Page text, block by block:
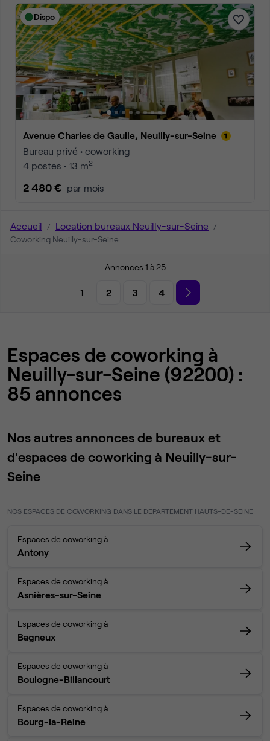
Dispo
Avenue Charles de Gaulle, Neuilly-sur-Seine
Bureau privé • coworking
4 postes • 13 m2
2 480 € par mois
Accueil Location bureaux Neuilly-sur-Seine
Coworking Neuilly-sur-Seine
Annonces 1 à 25
1 2 3 4
Espaces de coworking à
Neuilly-sur-Seine (92200) :
85 annonces
Nos autres annonces de bureaux et
d'espaces de coworking à Neuilly-sur-
Seine
NOS ESPACES DE COWORKING DANS LE DÉPARTEMENT HAUTS-DE-SEINE
Espaces de coworking à
Antony
Espaces de coworking à
Asnières-sur-Seine
Espaces de coworking à
Bagneux
Espaces de coworking à
Boulogne-Billancourt
Espaces de coworking à
Bourg-la-Reine